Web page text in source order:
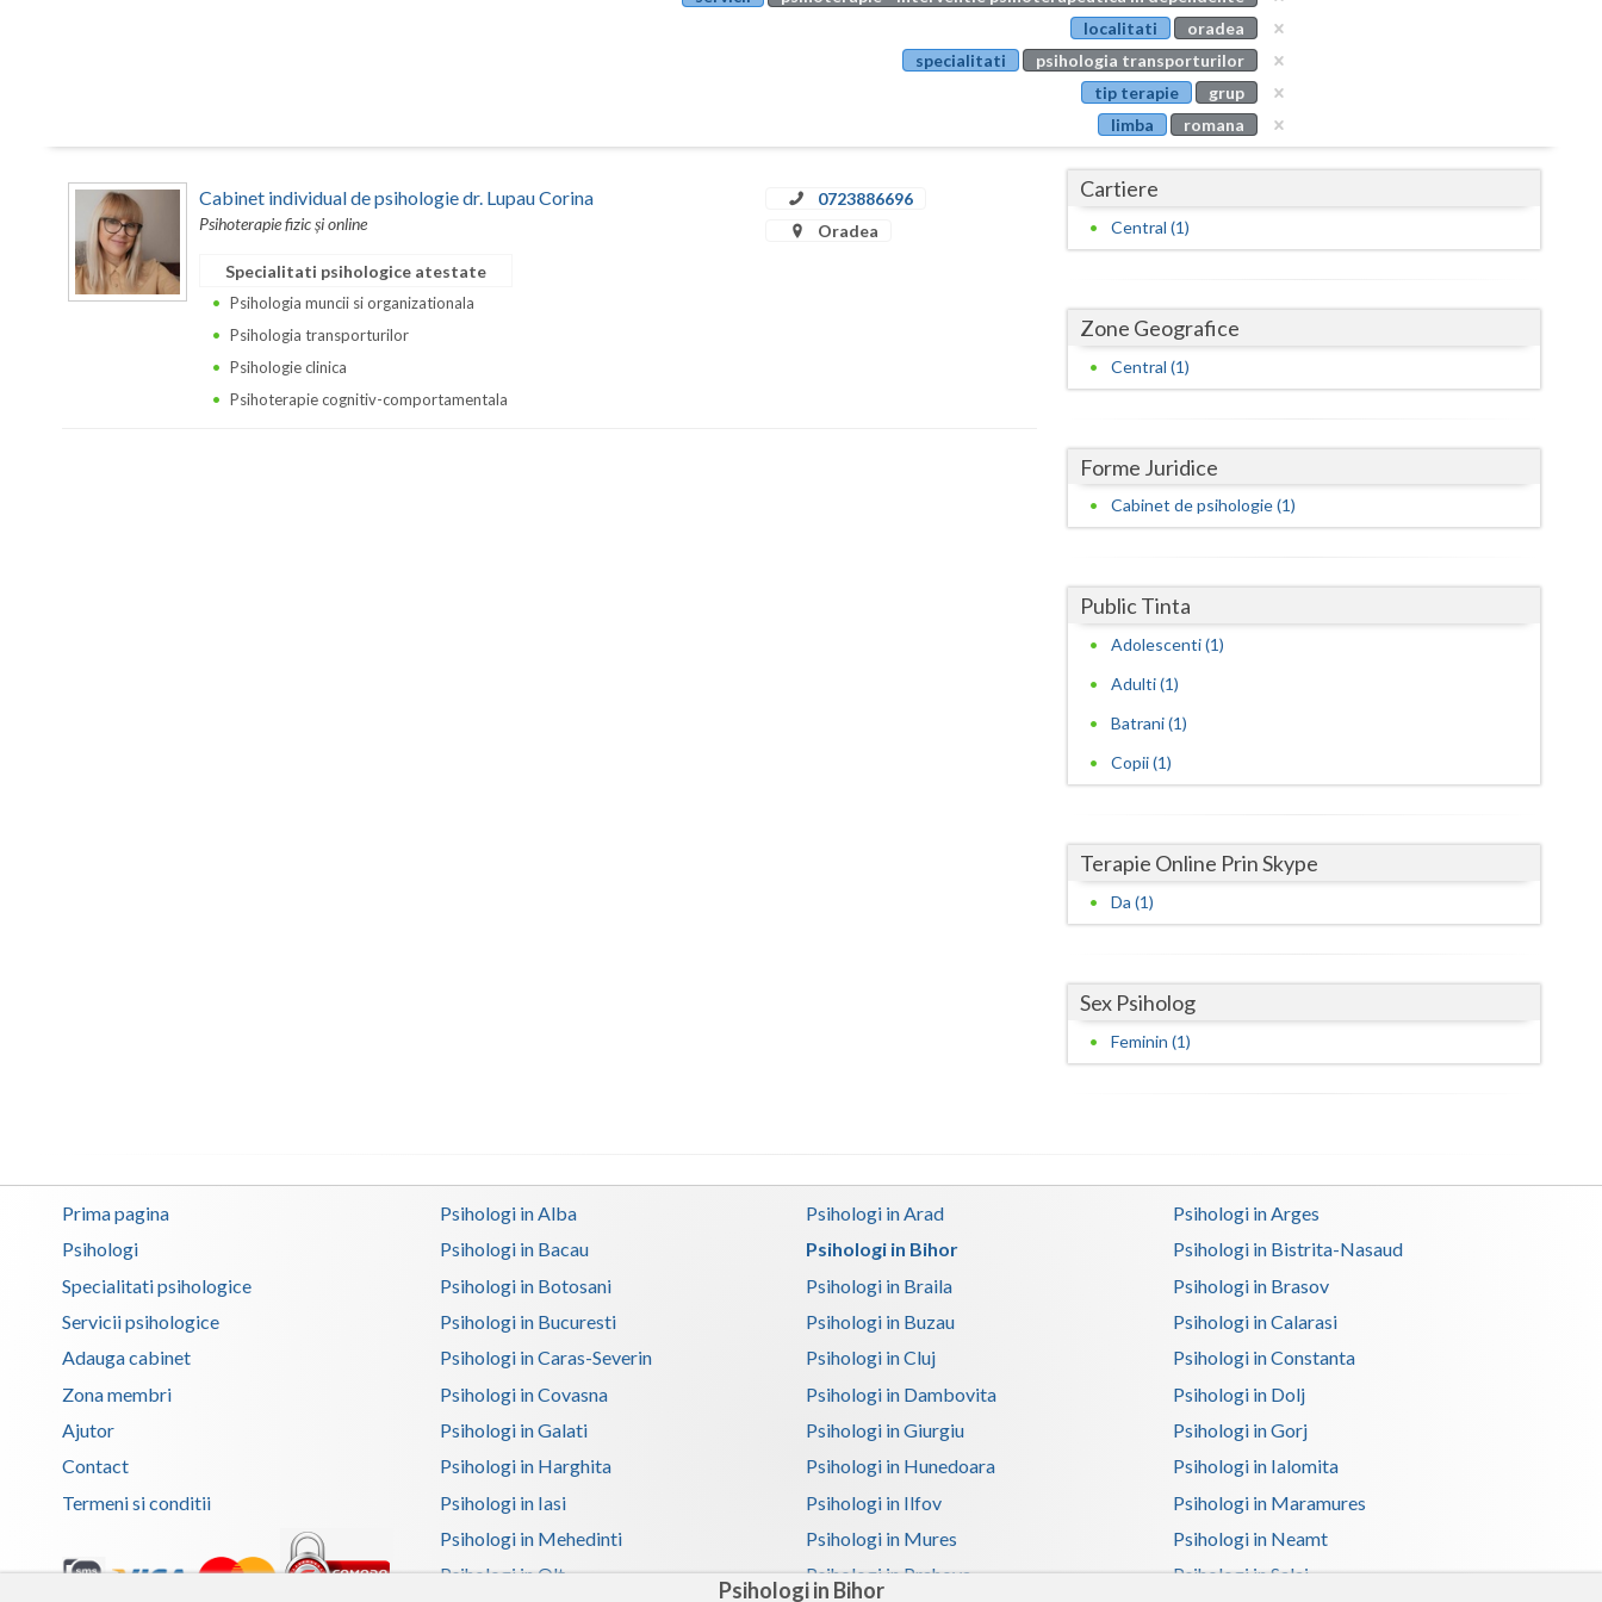
Psihologi in Bihor
Buzau
Calarasi
Caras-Severin
Covasna
Dolj
Galati
Giurgiu
Gorj
Hunedoara
Mures
Neamt
Salaj
Suceava
Teleorman
Timis
Tulcea
Valcea
Vaslui
Vrancea
localitati
oradea
specialitati
psihologia transporturilor
tip terapie
grup
limba
romana
Cabinet individual de psihologie dr. Lupau Corina
Psihoterapie fizic și online
0723886696
Oradea
Specialitati psihologice atestate
Psihologia muncii si organizationala
Psihologia transporturilor
Psihologie clinica
Psihoterapie cognitiv-comportamentala
Cartiere
Central (1)
Zone Geografice
Central (1)
Forme Juridice
Cabinet de psihologie (1)
Public Tinta
Adolescenti (1)
Adulti (1)
Batrani (1)
Copii (1)
Terapie Online Prin Skype
Da (1)
Sex Psiholog
Feminin (1)
Prima pagina
Psihologi
Specialitati psihologice
Servicii psihologice
Adauga cabinet
Zona membri
Ajutor
Contact
Termeni si conditii
Psihologi in Alba Psihologi in Arad
Psihologi in Arges
Psihologi in Bacau
Psihologi in Bihor
Psihologi in Bistrita-Nasaud
Psihologi in Botosani
Psihologi in Braila
Psihologi in Brasov
Psihologi in Bucuresti
Psihologi in Buzau
Psihologi in Calarasi
Psihologi in Caras-Severin
Psihologi in Cluj
Psihologi in Constanta
Psihologi in Covasna
Psihologi in Dambovita
Psihologi in Dolj
Psihologi in Galati
Psihologi in Giurgiu
Psihologi in Gorj
Psihologi in Harghita
Psihologi in Hunedoara
Psihologi in Ialomita
Psihologi in Iasi
Psihologi in Ilfov
Psihologi in Maramures
Psihologi in Mehedinti
Psihologi in Mures
Psihologi in Neamt
Psihologi in Olt
Psihologi in Prahova
Psihologi in Salaj